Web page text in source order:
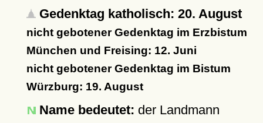
Gedenktag katholisch: 20. August
nicht gebotener Gedenktag im Erzbistum
München und Freising: 12. Juni
nicht gebotener Gedenktag im Bistum
Würzburg: 19. August
Name bedeutet: der Landmann